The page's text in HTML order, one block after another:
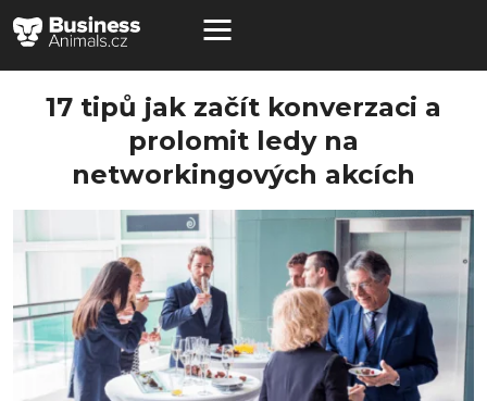
17 tipů jak začít konverzaci a
prolomit ledy na
networkingových akcích